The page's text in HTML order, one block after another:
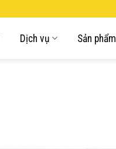
Dịch vụ Sản phẩm